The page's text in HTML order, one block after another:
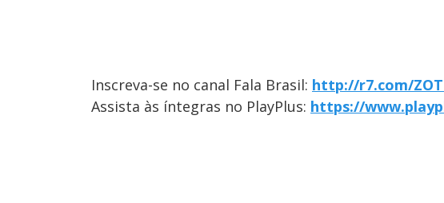
Inscreva-se no canal Fala Brasil: http://r7.com/
Assista às íntegras no PlayPlus: https://